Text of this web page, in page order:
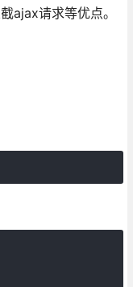
ajax请求等优点。